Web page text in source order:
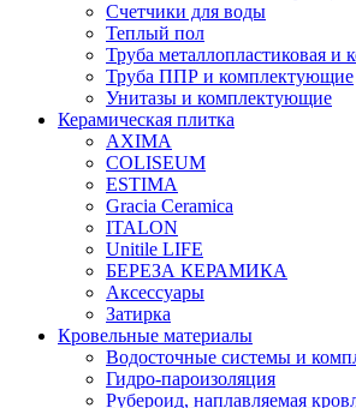
Счетчики для воды
Теплый пол
Труба металлопластиковая и
Труба ППР и комплектующие
Унитазы и комплектующие
Керамическая плитка
AXIMA
COLISEUM
ESTIMA
Gracia Ceramica
ITALON
Unitile LIFE
БЕРЕЗА КЕРАМИКА
Аксессуары
Затирка
Кровельные материалы
Водосточные системы и
Гидро-пароизоляция
Рубероид, наплавляемая